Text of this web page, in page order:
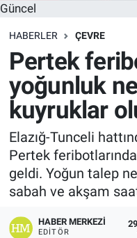
Güncel
HABERLER ÇEVRE
Pertek
yoğunluk
kuyruklar
Elazığ-Tunceli
Pertek
geldi. Yoğun talep
sabah ve akşam
HABER MERKEZI
EDITÖR